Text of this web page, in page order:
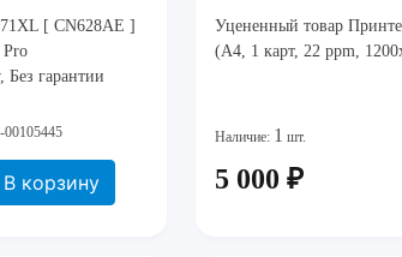
[ CN628AE ]
Pro
гарантии
В корзину
Уцененный товар
(A4, 1 карт, 22 ppm,
Наличие: 1 шт.
5 000 ₽